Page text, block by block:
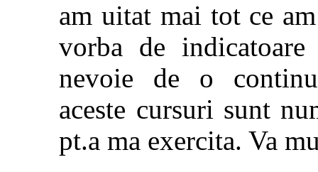
am uitat mai tot ce
vorba de
nevoie de o
aceste cursuri sunt
pt.a ma exercita. Va